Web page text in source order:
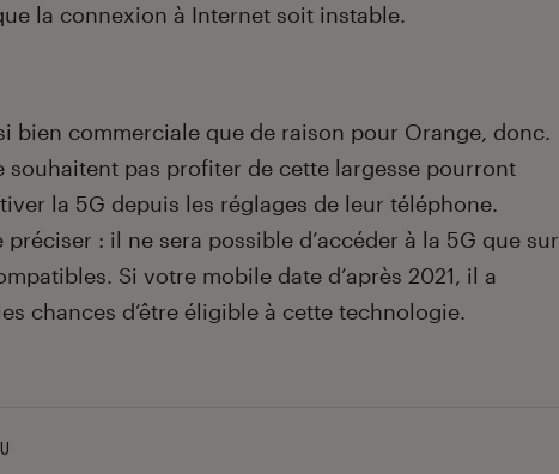
la connexion à Internet soit instable.
bien commerciale que de raison pour Orange, donc.
souhaitent pas profiter de cette largesse pourront
la 5G depuis les réglages de leur téléphone.
préciser : il ne sera possible d’accéder à la 5G que sur
Si votre mobile date d’après 2021, il a
chances d’être éligible à cette technologie.